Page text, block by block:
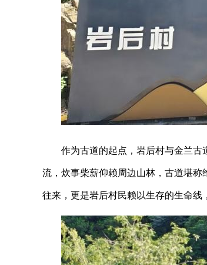
作为古道的起点，岩后村与金兰
流，炊事柴薪仰赖周边山林，古道堪
往来，更是岩后村民赖以生存的生命线